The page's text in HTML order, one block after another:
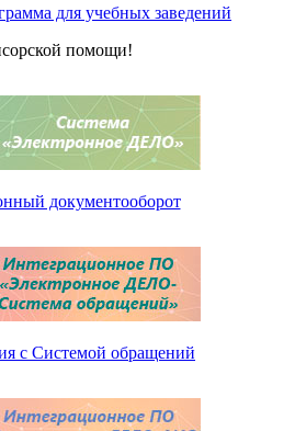
для учебных заведений
помощи!
документооборот
с Системой обращений